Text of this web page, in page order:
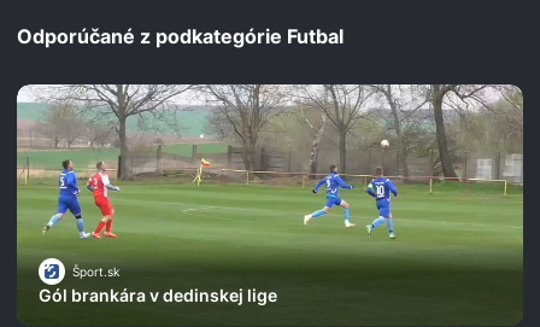
Odporúčané z podkategórie Futbal
Šport.sk
Gól brankára v dedinskej lige